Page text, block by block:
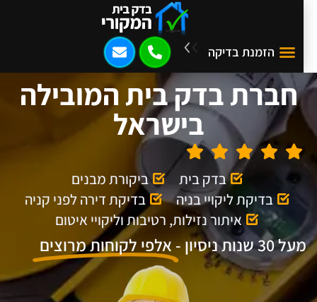
הזמנת בדיקה
חברת בדק בית המובילה
בישראל
בדק בית
ביקורת מבנים
בדיקת ליקויי בניה
בדיקת דירה לפני קניה
איתור נזילות, רטיבות וליקויי איטום
שנות ניסיון - אלפי לקוחות מרוצים